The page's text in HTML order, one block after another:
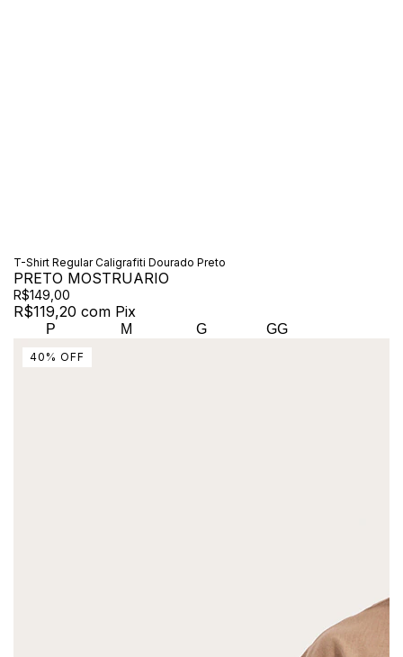
T-Shirt Regular Caligrafiti Dourado Preto
PRETO MOSTRUARIO
R$149,00
R$119,20 com Pix
P M G GG
40 % OFF